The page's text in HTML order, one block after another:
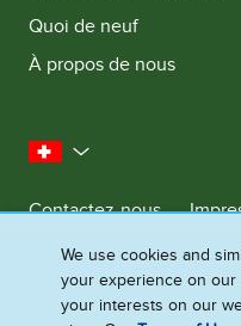
Quoi de neuf
À propos de nous
la Suisse
Contactez-nous
Avis de Confidentialite
Cookie - Informationen
We use cookies and
your experience on
your interests on our